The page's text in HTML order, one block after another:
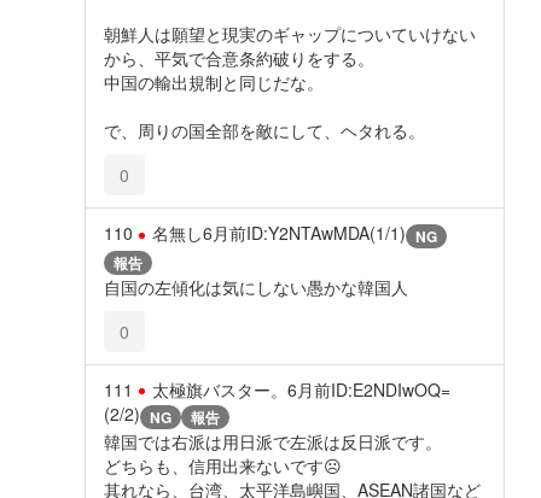
朝鮮人は願望と現実のギャップについていけない
から、平気で合意条約破りをする。
中国の輸出規制と同じだな。
で、周りの国全部を敵にして、ヘタれる。
0
110 名無し6月前ID:Y2NTAwMDA(1/1) NG
報告
自国の左傾化は気にしない愚かな韓国人
0
111 太極旗バスター。 6月前ID:E2NDIwOQ=
(2/2) NG 報告
韓国では右派は用日派で左派は反日派です。
どちらも、信用出来ないです☹️
其れなら、台湾、太平洋島嶼国、ASEAN諸国など